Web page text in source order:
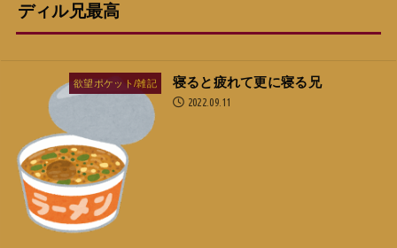
ディル兄最高
欲望ポケット/雑記 寝ると疲れて更に寝る兄
2022.09.11